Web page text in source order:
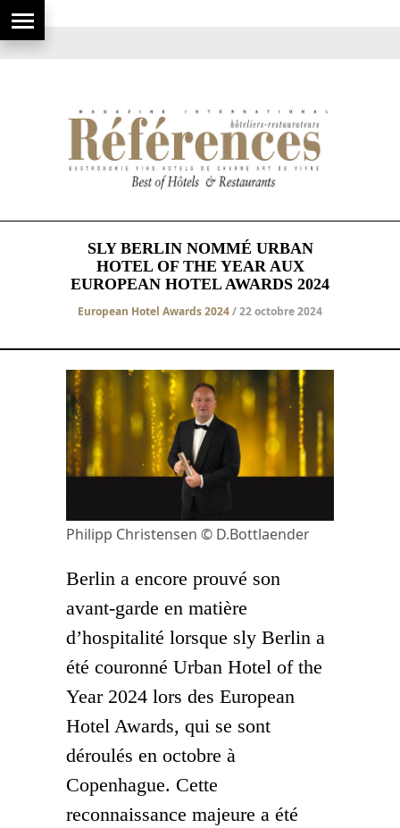
SLY BERLIN NOMMÉ URBAN
HOTEL OF THE YEAR AUX
EUROPEAN HOTEL AWARDS 2024
European Hotel Awards 2024/ 22 octobre 2024
Philipp Christensen © D.Bottlaender
Berlin a encore prouvé son
avant-garde en matière
d’hospitalité lorsque sly Berlin a
été couronné Urban Hotel of the
Year 2024 lors des European
Hotel Awards, qui se sont
déroulés en octobre à
Copenhague. Cette
reconnaissance majeure a été